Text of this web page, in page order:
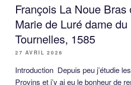
François La Noue
Marie de Luré dame
Tournelles, 1585
27 AVRIL 2026
Introduction Depuis peu j’étudie
Provins et j’y ai eu le bonheur de